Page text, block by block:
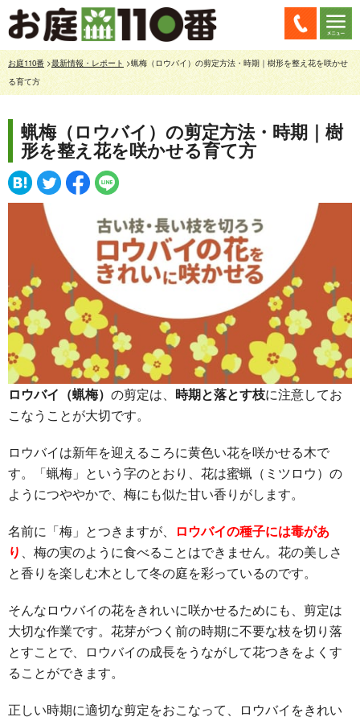
お庭110番>最新情報・レポート >蝋梅（ロウバイ）の剪定方法・時期｜樹形を整え花を咲かせ
る育て方
蝋梅（ロウバイ）の剪定方法・時期｜樹
形を整え花を咲かせる育て方
ロウバイ（蝋梅） の剪定は、 時期と落とす枝に注意してお
こなうことが大切です。
ロウバイは新年を迎えるころに黄色い花を咲かせる木で
す。「蝋梅」という字のとおり、花は蜜蝋（ミツロウ）の
ようにつややかで、梅にも似た甘い香りがします。
名前に「梅」とつきますが、
ロウバイの種子には毒があ
り 、梅の実のように食べることはできません。花の美しさ
と香りを楽しむ木として冬の庭を彩っているのです。
そんなロウバイの花をきれいに咲かせるためにも、剪定は
大切な作業です。花芽がつく前の時期に不要な枝を切り落
とすことで、ロウバイの成長をうながして花つきをよくす
ることができます。
正しい時期に適切な剪定をおこなって、ロウバイをきれい